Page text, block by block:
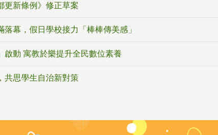
更新條例》修正草案
落幕，假日學校接力「棒棒傳美感」
啟動 寓教於樂提升全民數位素養
共思學生自治新對策